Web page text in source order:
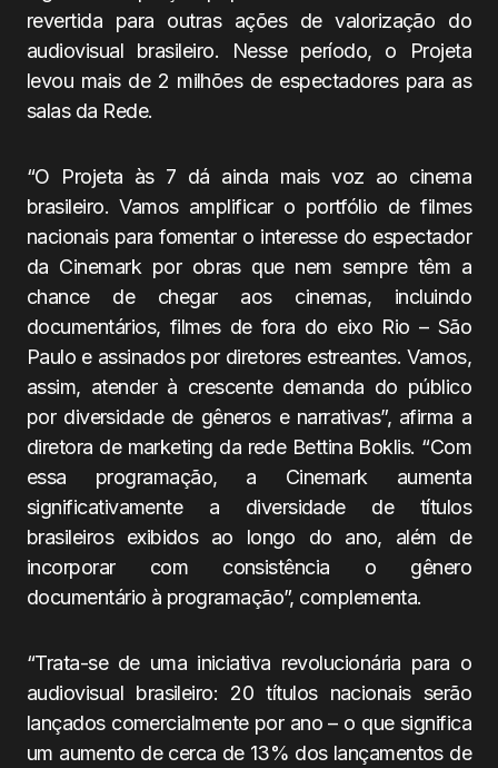
revertida para outras ações de valorização do
audiovisual brasileiro. Nesse período, o Projeta
levou mais de 2 milhões de espectadores para as
salas da Rede.
“O Projeta às 7 dá ainda mais voz ao cinema
brasileiro. Vamos amplificar o portfólio de filmes
nacionais para fomentar o interesse do espectador
da Cinemark por obras que nem sempre têm a
chance de chegar aos cinemas, incluindo
documentários, filmes de fora do eixo Rio – São
Paulo e assinados por diretores estreantes. Vamos,
assim, atender à crescente demanda do público
por diversidade de gêneros e narrativas”, afirma a
diretora de marketing da rede Bettina Boklis. “Com
essa programação, a Cinemark aumenta
significativamente a diversidade de títulos
brasileiros exibidos ao longo do ano, além de
incorporar com consistência o gênero
documentário à programação”, complementa.
“Trata-se de uma iniciativa revolucionária para o
audiovisual brasileiro: 20 títulos nacionais serão
lançados comercialmente por ano – o que significa
um aumento de cerca de 13% dos lançamentos de